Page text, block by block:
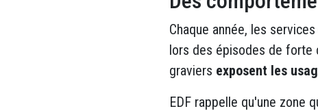
Chaque année, les
lors des épisodes de forte
graviers exposent les
EDF rappelle qu'une zone